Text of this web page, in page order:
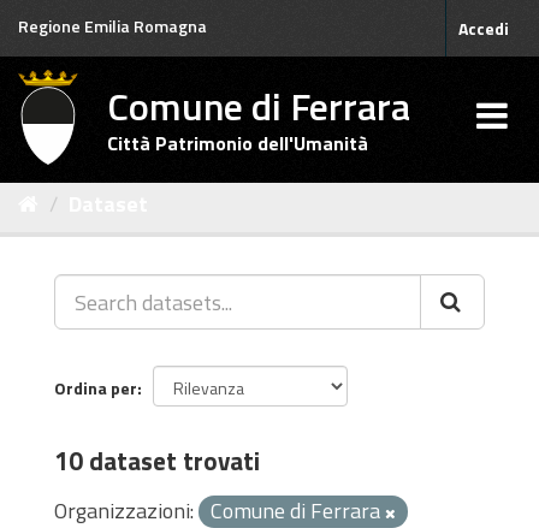
Salta
contenuto
Regione Emilia Romagna Accedi
Comune di Ferrara
Città Patrimonio dell'Umanità
Ordina per
10 dataset trovati
Organizzazioni: Comune di Ferrara